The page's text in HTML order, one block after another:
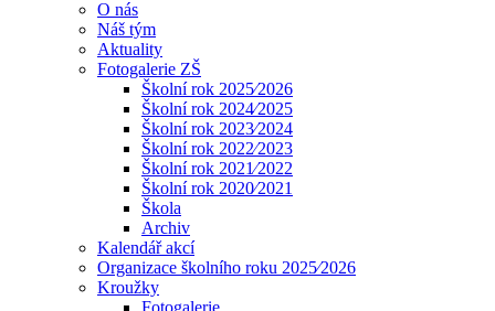
O nás
Náš tým
Aktuality
Fotogalerie ZŠ
Školní rok 2025⁄2026
Školní rok 2024⁄2025
Školní rok 2023⁄2024
Školní rok 2022⁄2023
Školní rok 2021⁄2022
Školní rok 2020⁄2021
Škola
Archiv
Kalendář akcí
Organizace školního roku 2025⁄2026
Kroužky
Fotogalerie